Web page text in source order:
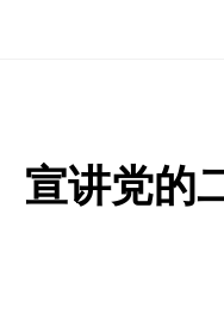
宣讲党的